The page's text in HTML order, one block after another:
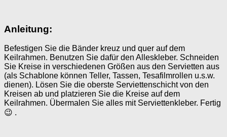
Anleitung:
Befestigen Sie die Bänder kreuz und quer auf dem
Keilrahmen. Benutzen Sie dafür den Alleskleber. Schneiden
Sie Kreise in verschiedenen Größen aus den Servietten aus
(als Schablone können Teller, Tassen, Tesafilmrollen u.s.w.
dienen). Lösen Sie die oberste Serviettenschicht von den
Kreisen ab und platzieren Sie die Kreise auf dem
Keilrahmen. Übermalen Sie alles mit Serviettenkleber. Fertig
😉 .